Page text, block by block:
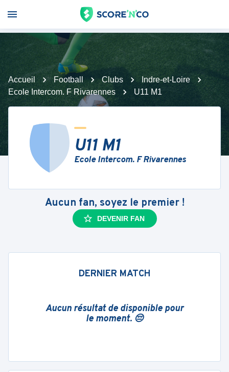
Accueil Football Clubs
Indre-et-Loire
Ecole Intercom. F Rivarennes
U11 M1
U11 M1
Ecole Intercom. F Rivarennes
Aucun fan, soyez le premier !
DEVENIR FAN
DERNIER MATCH
Aucun résultat de disponible pour
le moment. 😔